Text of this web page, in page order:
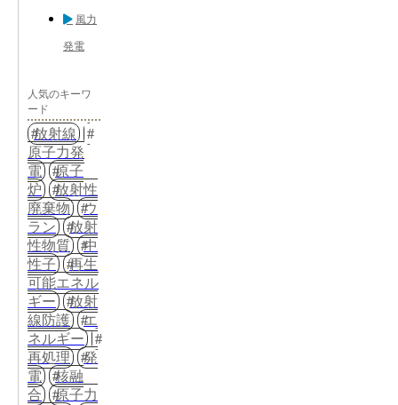
風力
発電
人気のキーワ
ード
放射線
原子力発
電
原子
炉
放射性
廃棄物
ウ
ラン
放射
性物質
中
性子
再生
可能エネル
ギー
放射
線防護
エ
ネルギー
再処理
発
電
核融
合
原子力